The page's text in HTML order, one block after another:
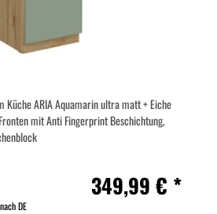
Küche ARIA Aquamarin ultra matt + Eiche
mit Anti Fingerprint Beschichtung,
349,99 € *
DE